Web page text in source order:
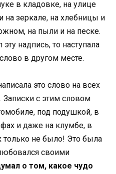
в кладовке, на улице
на зеркале, на хлебницы и
на пыли и на песке.
надпись, то наступала
в другом месте.
это слово на всех
Записки с этим словом
под подушкой, в
и даже на клумбе, в
только не было! Это была
своими
о том, какое чудо